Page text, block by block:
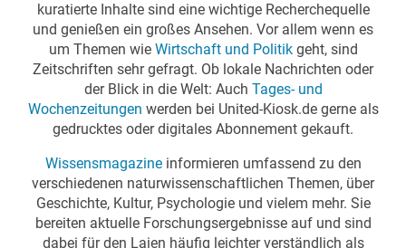
kuratierte Inhalte sind eine wichtige Recherchequelle
und genießen ein großes Ansehen. Vor allem wenn es
um Themen wie Wirtschaft und Politikgeht, sind
Zeitschriften sehr gefragt. Ob lokale Nachrichten oder
der Blick in die Welt: Auch Tages- und
Wochenzeitungen werden bei United-Kiosk.de gerne als
gedrucktes oder digitales Abonnement gekauft.
Wissensmagazineinformieren umfassend zu den
verschiedenen naturwissenschaftlichen Themen, über
Geschichte, Kultur, Psychologie und vielem mehr. Sie
bereiten aktuelle Forschungsergebnisse auf und sind
dabei für den Laien häufig leichter verständlich als